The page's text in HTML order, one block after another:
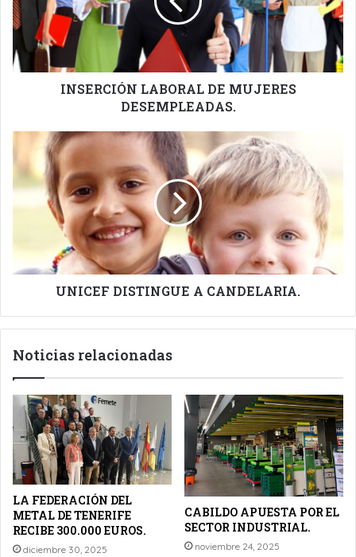
DESEMPLEADAS.
INSERCIÓN LABORAL DE MUJERES
DESEMPLEADAS.
UNICEF
DISTINGUE
CANDELARIA.
UNICEF DISTINGUE A CANDELARIA.
Noticias relacionadas
LA FEDERACIÓN DEL
METAL DE TENERIFE
RECIBE 300.000 EUROS.
diciembre 30, 2025
CABILDO APUESTA POR EL
SECTOR INDUSTRIAL.
noviembre 24, 2025